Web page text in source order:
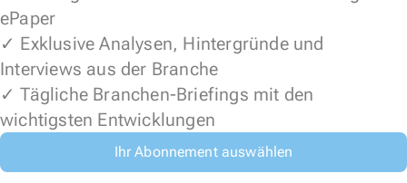
ePaper
✓ Exklusive Analysen, Hintergründe und
Interviews aus der Branche
✓ Tägliche Branchen-Briefings mit den
wichtigsten Entwicklungen
Ihr Abonnement auswählen